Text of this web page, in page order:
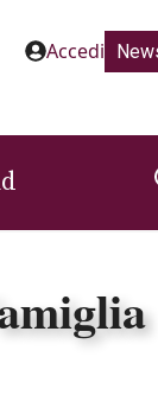
Accedi